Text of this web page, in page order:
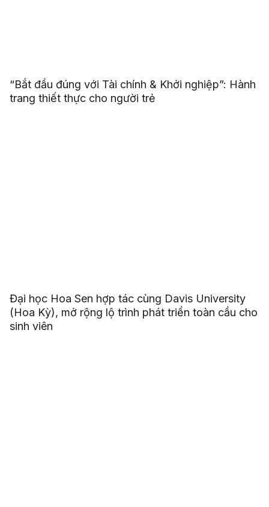
“Bắt đầu đúng với Tài chính & Khởi nghiệp”: Hành
trang thiết thực cho người trẻ
Đại học Hoa Sen hợp tác cùng Davis University
(Hoa Kỳ), mở rộng lộ trình phát triển toàn cầu cho
sinh viên